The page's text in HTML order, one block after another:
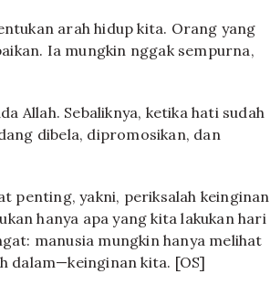
arah hidup kita. Orang yang
Ia mungkin nggak sempurna,
Allah. Sebaliknya, ketika hati sudah
dibela, dipromosikan, dan
penting, yakni, periksalah keinginan
hanya apa yang kita lakukan hari
manusia mungkin hanya melihat
dalam—keinginan kita. [OS]